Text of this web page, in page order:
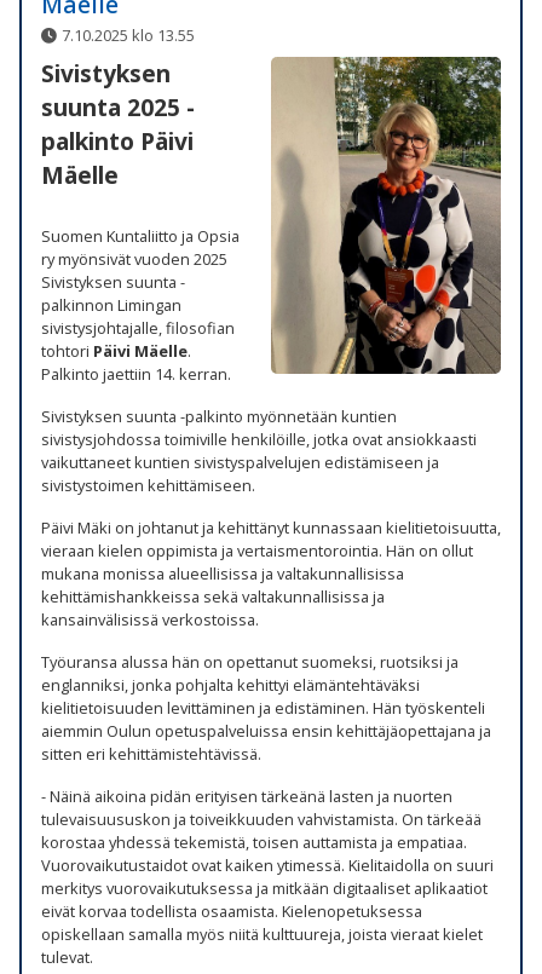
7.10.2025 klo 13.55
Sivistyksen
suunta 2025 -
palkinto Päivi
Mäelle
Suomen Kuntaliitto ja Opsia
ry myönsivät vuoden 2025
Sivistyksen suunta -
palkinnon Limingan
sivistysjohtajalle, filosofian
tohtori Päivi Mäelle.
Palkinto jaettiin 14. kerran.
Sivistyksen suunta -palkinto myönnetään kuntien
sivistysjohdossa toimiville henkilöille, jotka ovat ansiokkaasti
vaikuttaneet kuntien sivistyspalvelujen edistämiseen ja
sivistystoimen kehittämiseen.
Päivi Mäki on johtanut ja kehittänyt kunnassaan kielitietoisuutta,
vieraan kielen oppimista ja vertaismentorointia. Hän on ollut
mukana monissa alueellisissa ja valtakunnallisissa
kehittämishankkeissa sekä valtakunnallisissa ja
kansainvälisissä verkostoissa.
Työuransa alussa hän on opettanut suomeksi, ruotsiksi ja
englanniksi, jonka pohjalta kehittyi elämäntehtäväksi
kielitietoisuuden levittäminen ja edistäminen. Hän työskenteli
aiemmin Oulun opetuspalveluissa ensin kehittäjäopettajana ja
sitten eri kehittämistehtävissä.
- Näinä aikoina pidän erityisen tärkeänä lasten ja nuorten
tulevaisuususkon ja toiveikkuuden vahvistamista. On tärkeää
korostaa yhdessä tekemistä, toisen auttamista ja empatiaa.
Vuorovaikutustaidot ovat kaiken ytimessä. Kielitaidolla on suuri
merkitys vuorovaikutuksessa ja mitkään digitaaliset aplikaatiot
eivät korvaa todellista osaamista. Kielenopetuksessa
opiskellaan samalla myös niitä kulttuureja, joista vieraat kielet
tulevat.